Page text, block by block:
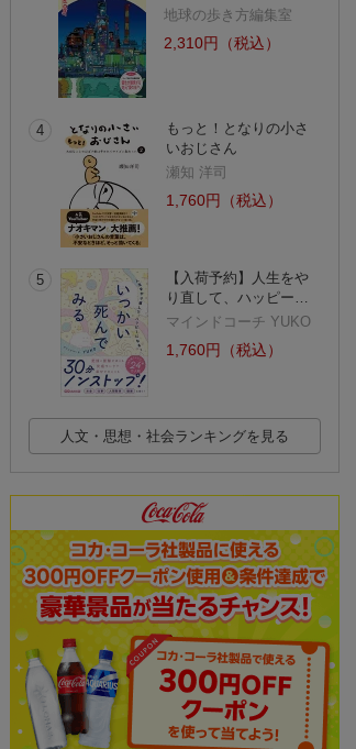
近江の神道文化
清水宗□
地球の歩き方編集室
2,310円（税込）
4
もっと！となりの小さ
いおじさん
瀬知 洋司
1,760円（税込）
5
【入荷予約】人生をや
り直して、ハッピー…
マインドコーチ YUKO
1,760円（税込）
人文・思想・社会ランキングを見る